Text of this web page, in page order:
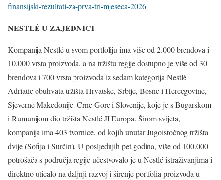
finansijski-rezultati-za-prva-tri-mjeseca-2026
NESTLÉ U ZAJEDNICI
Kompanija Nestlé u svom portfoliju ima više od 2.000 brendova i
10.000 vrsta proizvoda, a na tržištu regije dostupno je više od 30
brendova i 700 vrsta proizvoda iz sedam kategorija Nestlé
Adriatic obuhvata tržišta Hrvatske, Srbije, Bosne i Hercegovine,
Sjeverne Makedonije, Crne Gore i Slovenije, koje je s Bugarskom
i Rumunijom dio tržišta Nestlé JI Europa. Širom svijeta,
kompanija ima 403 tvornice, od kojih unutar Jugoistočnog tržišta
dvije (Sofija i Surčin). U posljednjih pet godina, više od 100.000
potrošača s područja regije učestvovalo je u Nestlé istraživanjima i
direktno uticalo na daljnji razvoj i širenje portfolia proizvoda u